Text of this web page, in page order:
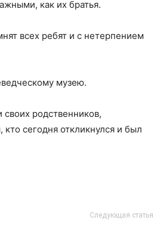
как их братья.
всех ребят и с нетерпением
музею.
родственников,
сегодня откликнулся и был
Следующая статья